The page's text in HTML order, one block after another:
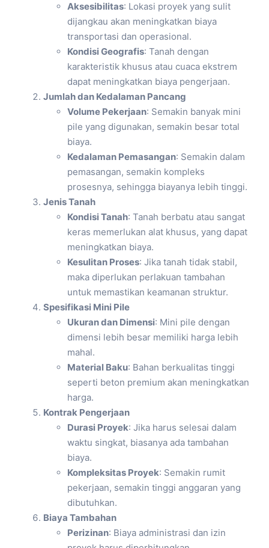
Aksesibilitas: Lokasi proyek yang sulit
dijangkau akan meningkatkan biaya
transportasi dan operasional.
Kondisi Geografis: Tanah dengan
karakteristik khusus atau cuaca ekstrem
dapat meningkatkan biaya pengerjaan.
Jumlah dan Kedalaman Pancang
Volume Pekerjaan: Semakin banyak mini
pile yang digunakan, semakin besar total
biaya.
Kedalaman Pemasangan: Semakin dalam
pemasangan, semakin kompleks
prosesnya, sehingga biayanya lebih tinggi.
Jenis Tanah
Kondisi Tanah: Tanah berbatu atau sangat
keras memerlukan alat khusus, yang dapat
meningkatkan biaya.
Kesulitan Proses: Jika tanah tidak stabil,
maka diperlukan perlakuan tambahan
untuk memastikan keamanan struktur.
Spesifikasi Mini Pile
Ukuran dan Dimensi: Mini pile dengan
dimensi lebih besar memiliki harga lebih
mahal.
Material Baku: Bahan berkualitas tinggi
seperti beton premium akan meningkatkan
harga.
Kontrak Pengerjaan
Durasi Proyek: Jika harus selesai dalam
waktu singkat, biasanya ada tambahan
biaya.
Kompleksitas Proyek: Semakin rumit
pekerjaan, semakin tinggi anggaran yang
dibutuhkan.
Biaya Tambahan
Perizinan: Biaya administrasi dan izin